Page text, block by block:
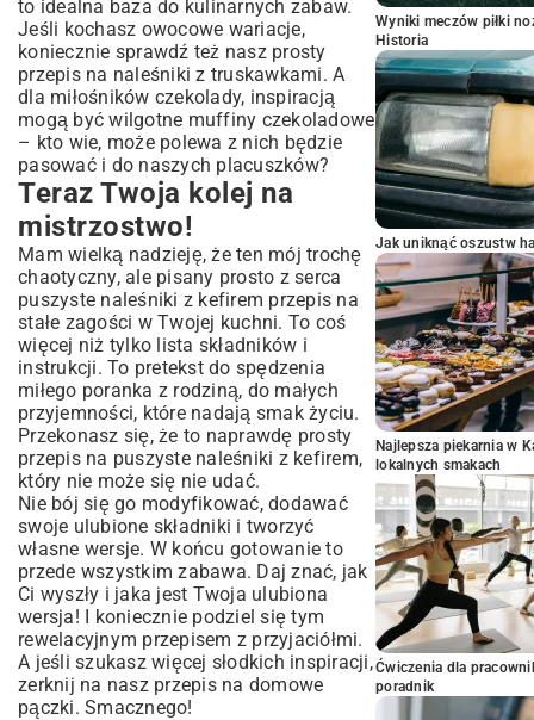
to idealna baza do kulinarnych zabaw.
Jeśli kochasz owocowe wariacje,
koniecznie sprawdź też nasz prosty
przepis na naleśniki z truskawkami. A
dla miłośników czekolady, inspiracją
mogą byćwilgotne muffiny czekoladowe
– kto wie, może polewa z nich będzie
pasować i do naszych placuszków?
Teraz Twoja kolej na
mistrzostwo!
Mam wielką nadzieję, że ten mój trochę
chaotyczny, ale pisany prosto z serca
puszyste naleśniki z kefirem przepis na
stałe zagości w Twojej kuchni. To coś
więcej niż tylko lista składników i
instrukcji. To pretekst do spędzenia
miłego poranka z rodziną, do małych
przyjemności, które nadają smak życiu.
Przekonasz się, że to naprawdę prosty
przepis na puszyste naleśniki z kefirem,
który nie może się nie udać.
Nie bój się go modyfikować, dodawać
swoje ulubione składniki i tworzyć
własne wersje. W końcu gotowanie to
przede wszystkim zabawa. Daj znać, jak
Ci wyszły i jaka jest Twoja ulubiona
wersja! I koniecznie podziel się tym
rewelacyjnym przepisem z przyjaciółmi.
A jeśli szukasz więcej słodkich inspiracji,
zerknij na nasz przepis na domowe
pączki. Smacznego!
Wyniki meczów piłki
Historia
Jak uniknąć oszustw
Najlepsza piekarnia w
lokalnych smakach
Ćwiczenia dla
poradnik